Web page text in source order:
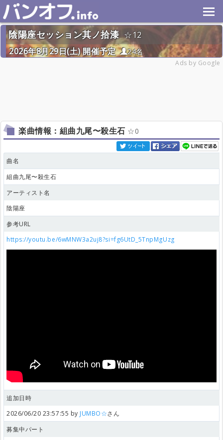
陰陽座セッション其ノ拾漆
12
2026年8月29日(土) 開催予定
24名
Ads by Google
楽曲情報：組曲九尾〜殺生石 0
曲名
組曲九尾〜殺生石
アーティスト名
陰陽座
参考URL
https://youtu.be/6wMNW3a2uj8?si=fg6UtD_5TnpMgUzg
追加日時
2026/06/20 23:57:55 by JUMBO☆さん
募集中パート